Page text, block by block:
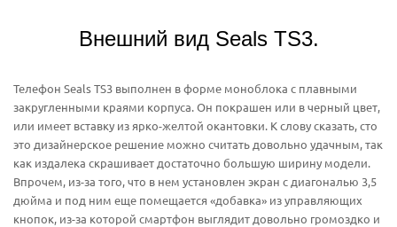
Внешний вид Seals TS3.
Телефон Seals TS3 выполнен в форме моноблока с плавными
закругленными краями корпуса. Он покрашен или в черный цвет,
или имеет вставку из ярко-желтой окантовки. К слову сказать, сто
это дизайнерское решение можно считать довольно удачным, так
как издалека скрашивает достаточно большую ширину модели.
Впрочем, из-за того, что в нем установлен экран с диагональю 3,5
дюйма и под ним еще помещается «добавка» из управляющих
кнопок, из-за которой смартфон выглядит довольно громоздко и